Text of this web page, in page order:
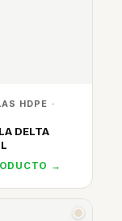
HDPE ·
DELTA
→